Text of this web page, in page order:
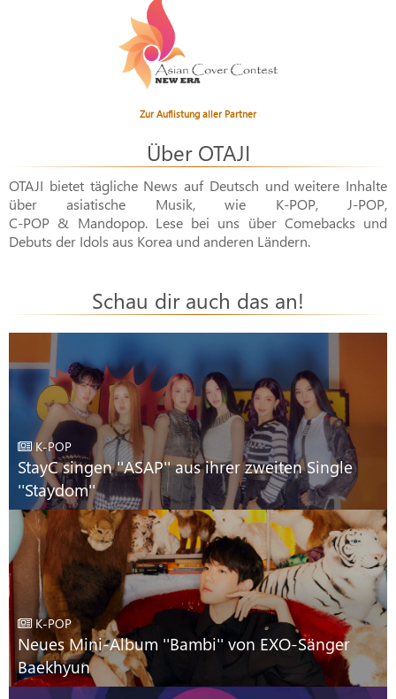
Zur Auflistung aller Partner
Über OTAJI
OTAJI bietet tägliche News auf Deutsch und weitere Inhalte
über asiatische Musik, wie K-POP, J-POP,
C-POP & Mandopop. Lese bei uns über Comebacks und
Debuts der Idols aus Korea und anderen Ländern.
Schau dir auch das an!
K-POP
StayC singen ''ASAP'' aus ihrer zweiten Single
''Staydom''
K-POP
Neues Mini-Album ''Bambi'' von EXO-Sänger
Baekhyun